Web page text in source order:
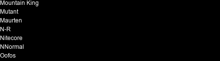
Mountain King
Mutant
Maurten
N-R
Nitecore
NNormal
Oofos